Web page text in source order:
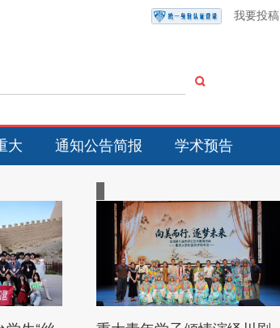
我要投稿
大 通知公告简报 学术预告